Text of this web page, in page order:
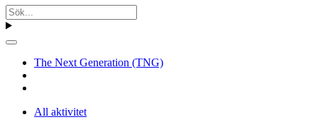
The Next Generation (TNG)
All aktivitet